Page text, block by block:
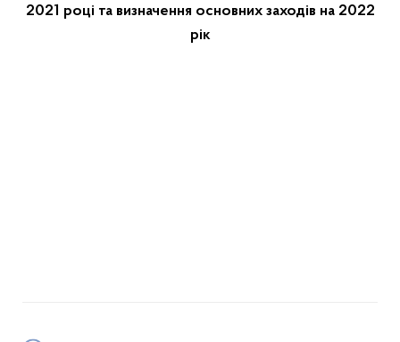
2021 році та визначення основних заходів на 2022
рік